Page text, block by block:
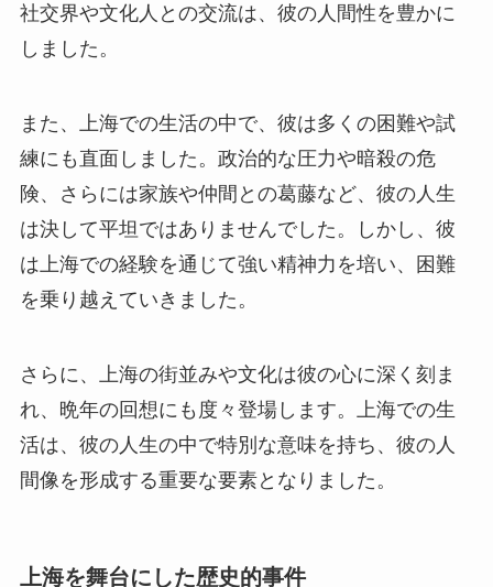
社交界や文化人との交流は、彼の人間性を豊かに
しました。
また、上海での生活の中で、彼は多くの困難や試
練にも直面しました。政治的な圧力や暗殺の危
険、さらには家族や仲間との葛藤など、彼の人生
は決して平坦ではありませんでした。しかし、彼
は上海での経験を通じて強い精神力を培い、困難
を乗り越えていきました。
さらに、上海の街並みや文化は彼の心に深く刻ま
れ、晩年の回想にも度々登場します。上海での生
活は、彼の人生の中で特別な意味を持ち、彼の人
間像を形成する重要な要素となりました。
上海を舞台にした歴史的事件